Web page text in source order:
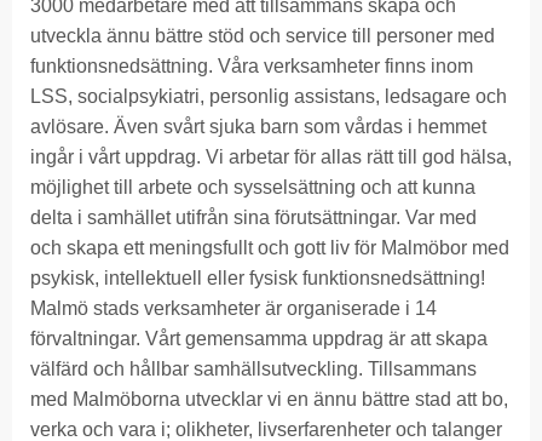
3000 medarbetare med att tillsammans skapa och
utveckla ännu bättre stöd och service till personer med
funktionsnedsättning. Våra verksamheter finns inom
LSS, socialpsykiatri, personlig assistans, ledsagare och
avlösare. Även svårt sjuka barn som vårdas i hemmet
ingår i vårt uppdrag. Vi arbetar för allas rätt till god hälsa,
möjlighet till arbete och sysselsättning och att kunna
delta i samhället utifrån sina förutsättningar. Var med
och skapa ett meningsfullt och gott liv för Malmöbor med
psykisk, intellektuell eller fysisk funktionsnedsättning!
Malmö stads verksamheter är organiserade i 14
förvaltningar. Vårt gemensamma uppdrag är att skapa
välfärd och hållbar samhällsutveckling. Tillsammans
med Malmöborna utvecklar vi en ännu bättre stad att bo,
verka och vara i; olikheter, livserfarenheter och talanger